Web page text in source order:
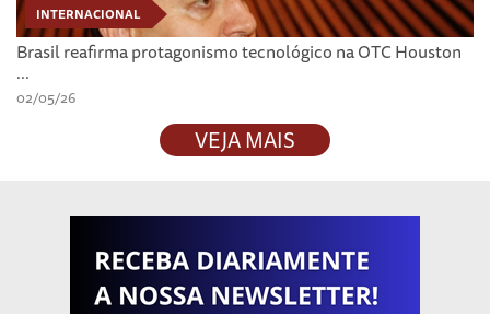
INTERNACIONAL
Brasil reafirma protagonismo tecnológico na OTC Houston
...
02/05/26
VEJA MAIS